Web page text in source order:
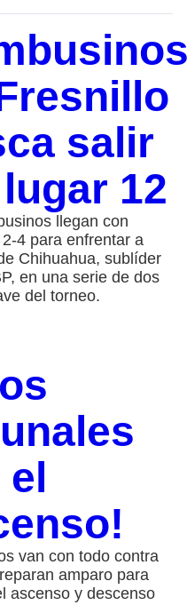
salir
12
llegan con
4 para enfrentar a
Chihuahua, sublíder
en una serie de dos
del torneo.
van con todo contra
amparo para
ascenso y descenso